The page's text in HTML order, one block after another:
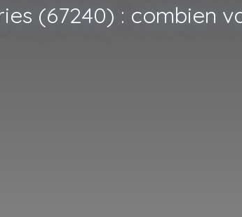
(67240) : combien